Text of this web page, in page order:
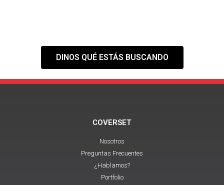
DINOS QUÉ ESTÁS BUSCANDO
COVERSET
Nosotros
Preguntas Frecuentes
¿Hablamos?
Portfolio